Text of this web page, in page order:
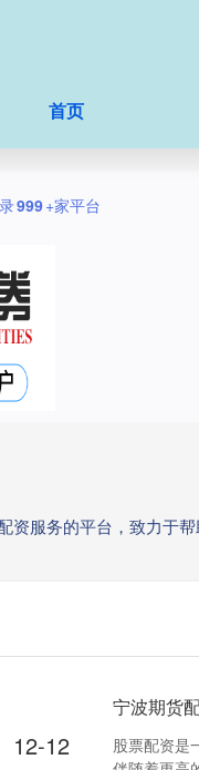
首页
999+家平台
资服务的平台，致力于
12-12
宁波期货
股票配资是